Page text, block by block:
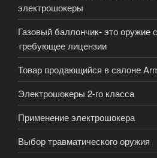
электрошокеры
Газовый баллончик- это оружие
требующее лицензии
Товар продающийся в салоне
Электрошокеры 2-го класса
Применение электрошокера
Выбор травматического оружия